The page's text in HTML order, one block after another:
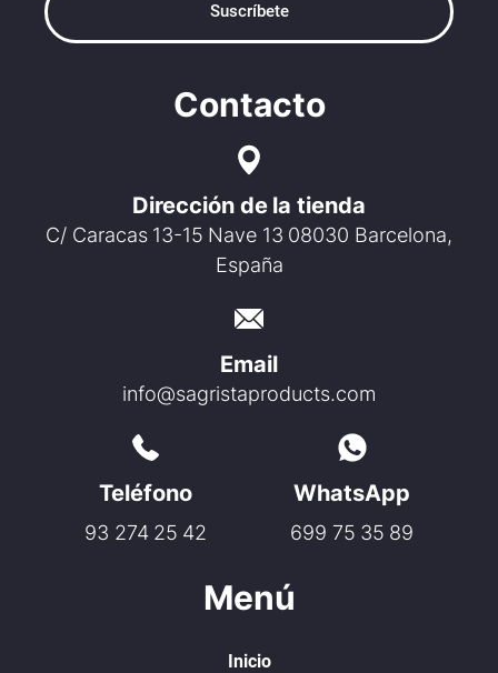
Suscríbete
Contacto
Dirección de la tienda
C/ Caracas 13-15 Nave 13 08030 Barcelona,
España
Email
info@sagristaproducts.com
Teléfono
93 274 25 42
WhatsApp
699 75 35 89
Menú
Inicio